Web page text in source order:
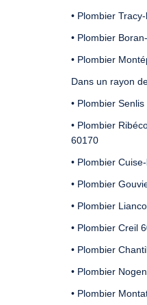
• Plombier
• Plombier
• Plombier
Dans un rayon
• Plombier
• Plombier
60170
• Plombier
• Plombier
• Plombier
• Plombier Creil
• Plombier
• Plombier
• Plombier